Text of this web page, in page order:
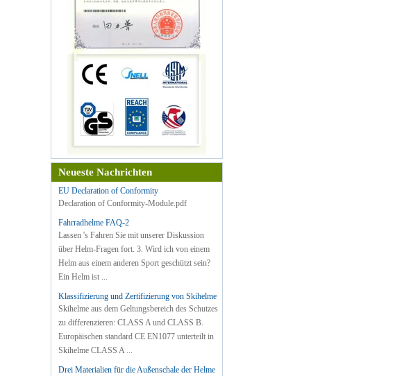
Neueste Nachrichten
EU Declaration of Conformity
Declaration of Conformity-Module.pdf
Fahrradhelme FAQ-2
Lassen 's Fahren Sie mit unserer Diskussion
über Helm-Fragen fort. 3. Wird ich von einem
Helm aus einem anderen Sport geschützt sein?
Ein Helm ist ...
Klassifizierung und Zertifizierung von Skihelme
Skihelme aus dem Geltungsbereich des Schutzes
zu differenzieren: CLASS A und CLASS B.
Europäischen standard CE EN1077 unterteilt in
Skihelme CLASS A ...
Drei Materialien für die Außenschale der Helme